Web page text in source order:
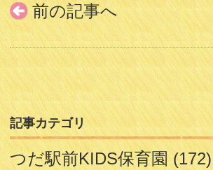
前の記事へ
記事カテゴリ
つだ駅前KIDS保育園(172)